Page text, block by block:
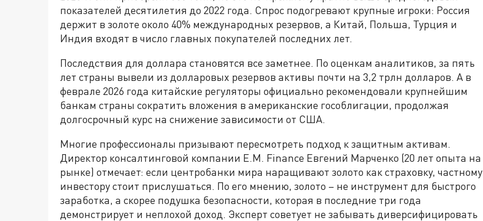
показателей десятилетия до 2022 года. Спрос подогревают крупные игроки: Россия
держит в золоте около 40% международных резервов, а Китай, Польша, Турция и
Индия входят в число главных покупателей последних лет.
Последствия для доллара становятся все заметнее. По оценкам аналитиков, за пять
лет страны вывели из долларовых резервов активы почти на 3,2 трлн долларов. А в
феврале 2026 года китайские регуляторы официально рекомендовали крупнейшим
банкам страны сократить вложения в американские гособлигации, продолжая
долгосрочный курс на снижение зависимости от США.
Многие профессионалы призывают пересмотреть подход к защитным активам.
Директор консалтинговой компании E.M. Finance Евгений Марченко (20 лет опыта на
рынке) отмечает: если центробанки мира наращивают золото как страховку, частному
инвестору стоит прислушаться. По его мнению, золото – не инструмент для быстрого
заработка, а скорее подушка безопасности, которая в последние три года
демонстрирует и неплохой доход. Эксперт советует не забывать диверсифицировать